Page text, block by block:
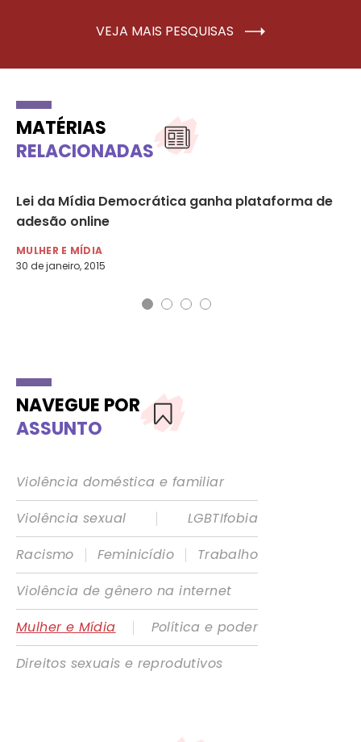
VEJA MAIS PESQUISAS
MATÉRIAS
RELACIONADAS
Lei da Mídia Democrática ganha plataforma de
adesão online
MULHER E MÍDIA
30 de janeiro, 2015
NAVEGUE POR
ASSUNTO
Violência doméstica e familiar
Violência sexual
|
LGBTIfobia
Racismo
| Feminicídio |
Trabalho
Violência de gênero na internet
Mulher e Mídia
|
Política e poder
Direitos sexuais e reprodutivos